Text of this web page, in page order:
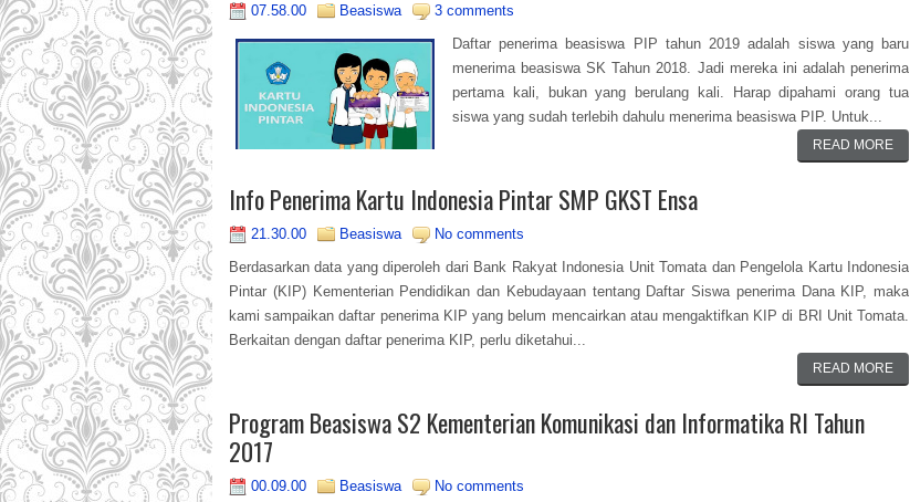
07.58.00 Beasiswa
3 comments
Daftar penerima beasiswa PIP tahun 2019 adalah siswa yang baru
menerima beasiswa SK Tahun 2018. Jadi mereka ini adalah penerima
pertama kali, bukan yang berulang kali. Harap dipahami orang tua
siswa yang sudah terlebih dahulu menerima beasiswa PIP. Untuk...
READ MORE
Info Penerima Kartu Indonesia Pintar SMP GKST Ensa
21.30.00 Beasiswa
No comments
Berdasarkan data yang diperoleh dari Bank Rakyat Indonesia Unit Tomata dan Pengelola Kartu Indonesia
Pintar (KIP) Kementerian Pendidikan dan Kebudayaan tentang Daftar Siswa penerima Dana KIP, maka
kami sampaikan daftar penerima KIP yang belum mencairkan atau mengaktifkan KIP di BRI Unit Tomata.
Berkaitan dengan daftar penerima KIP, perlu diketahui...
READ MORE
Program Beasiswa S2 Kementerian Komunikasi dan Informatika RI Tahun
2017
00.09.00 Beasiswa
No comments